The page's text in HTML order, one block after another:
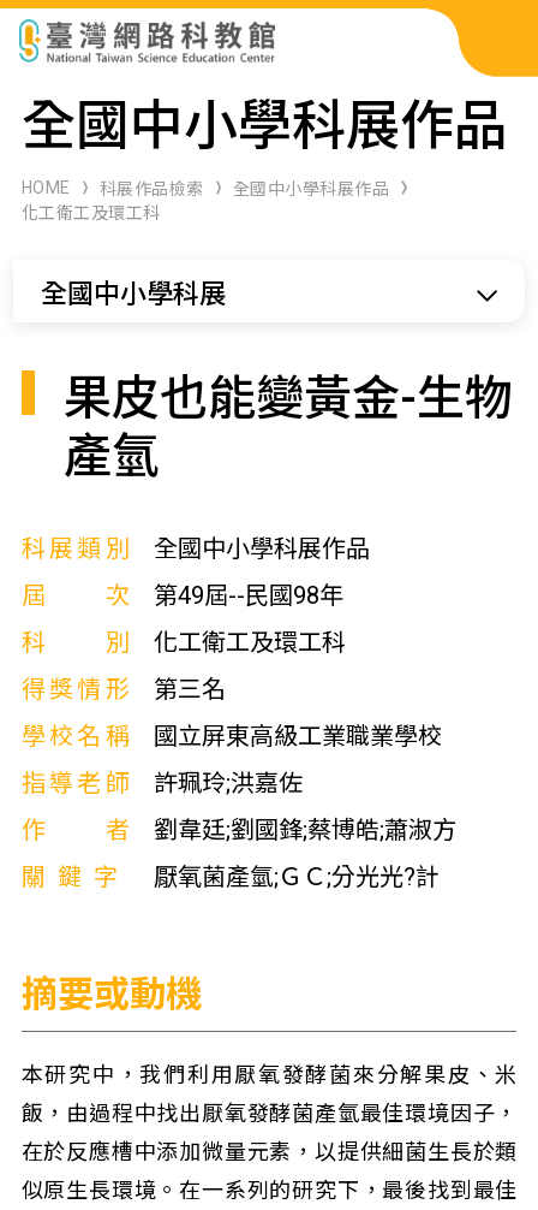
科展作品檢索
科學研習月刊
全國中小學科展作品
HOME 科展作品檢索
全國中小學科展作品
化工衛工及環工科
全國中小學科展
果皮也能變黃金-生物
產氫
科展類別
全國中小學科展作品
屆次
第49屆--民國98年
科別
化工衛工及環工科
得獎情形
第三名
學校名稱
國立屏東高級工業職業學校
指導老師
許珮玲;洪嘉佐
作者
劉韋廷;劉國鋒;蔡博皓;蕭淑方
關鍵字
厭氧菌產氫;ＧＣ;分光光?計
摘要或動機
本研究中，我們利用厭氧發酵菌來分解果皮、米
飯，由過程中找出厭氧發酵菌產氫最佳環境因子，
在於反應槽中添加微量元素，以提供細菌生長於類
似原生長環境。在一系列的研究下，最後找到最佳